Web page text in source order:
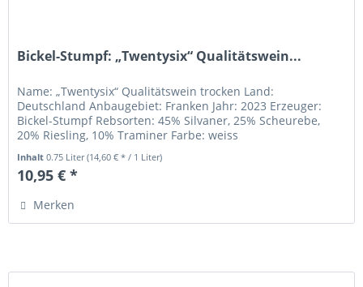
Bickel-Stumpf: „Twentysix“ Qualitätswein...
Name: „Twentysix“ Qualitätswein trocken Land:
Deutschland Anbaugebiet: Franken Jahr: 2023 Erzeuger:
Bickel-Stumpf Rebsorten: 45% Silvaner, 25% Scheurebe,
20% Riesling, 10% Traminer Farbe: weiss
Inhalt0.75 Liter(14,60 € * / 1 Liter)
10,95 € *
Merken